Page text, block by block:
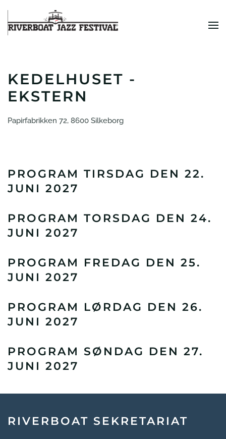
Skip to main content
KEDELHUSET -
EKSTERN
Papirfabrikken 72, 8600 Silkeborg
PROGRAM TIRSDAG DEN 22.
JUNI 2027
PROGRAM TORSDAG DEN 24.
JUNI 2027
PROGRAM FREDAG DEN 25.
JUNI 2027
PROGRAM LØRDAG DEN 26.
JUNI 2027
PROGRAM SØNDAG DEN 27.
JUNI 2027
RIVERBOAT SEKRETARIAT